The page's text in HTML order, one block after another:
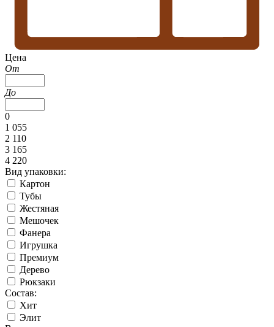
Цена
От
До
0
1 055
2 110
3 165
4 220
Вид упаковки:
Картон
Тубы
Жестяная
Мешочек
Фанера
Игрушка
Премиум
Дерево
Рюкзаки
Состав:
Хит
Элит